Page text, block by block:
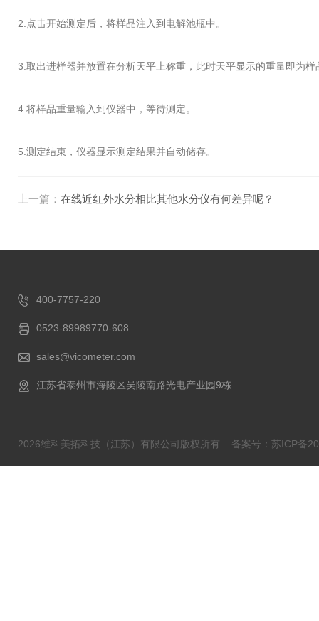
2.点击开始测定后，将样品注入到电解池瓶中。
3.取出进样器并放置在分析天平上称重，此时天平显示的重量即为样
4.将样品重量输入到仪器中，等待测定。
5.测定结束，仪器显示测定结果并自动储存。
上一篇： 在线近红外水分相比其他水分仪有何差异呢？
400-7757-220
0523-89989770-608
sales@vicometer.com
江苏省泰州市海陵区吴陵南路光电产业园9栋
2026维科美拓科技（江苏）有限公司版权所有 备案号：苏ICP备